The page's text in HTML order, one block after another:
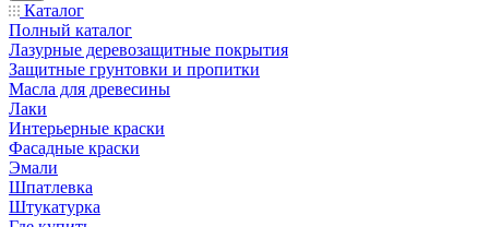
Каталог
Полный каталог
Лазурные деревозащитные покрытия
Защитные грунтовки и пропитки
Масла для древесины
Лаки
Интерьерные краски
Фасадные краски
Эмали
Шпатлевка
Штукатурка